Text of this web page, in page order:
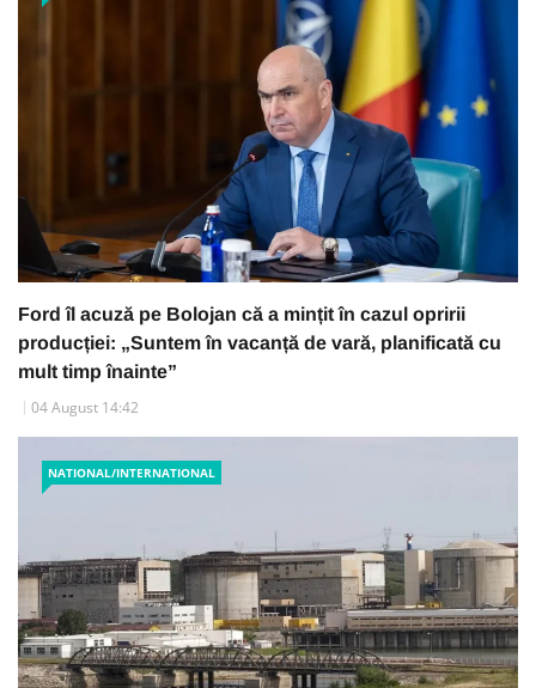
Ford îl acuză pe Bolojan că a mințit în cazul opririi
producției: „Suntem în vacanță de vară, planificată cu
mult timp înainte”
04 August 14:42
NATIONAL/INTERNATIONAL